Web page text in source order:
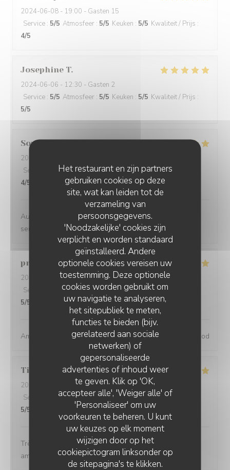
Het restaurant en zijn partners
gebruiken cookies op deze
site, wat kan leiden tot de
verzameling van
persoonsgegevens.
'Noodzakelijke' cookies zijn
verplicht en worden standaard
geïnstalleerd. Andere
optionele cookies vereisen uw
toestemming. Deze optionele
cookies worden gebruikt om
uw navigatie te analyseren,
het sitepubliek te meten,
functies te bieden (bijv.
gerelateerd aan sociale
netwerken) of
gepersonaliseerde
advertenties of inhoud weer
te geven. Klik op 'OK,
accepteer alle', 'Weiger alle' of
'Personaliseer' om uw
voorkeuren te beheren. U kunt
uw keuzes op elk moment
wijzigen door op het
cookiepictogram linksonder op
de sitepagina's te klikken.
2024-06-08 - 19:00 - Gasten 15
Service : 5/5 Atmosfeer : 5/5 Keuken : 5/5 Kwaliteit / Prijs :
4/5
Josephine T
2024-06-06 - 12:30 - Gasten 2
Service : 5/5 Atmosfeer : 5/5 Keuken : 5/5 Kwaliteit / Prijs :
5/5
Sophie S
2024-06-04
Service
/5 Atmosfeer:5/5 Keuken:4 /5 Kwaliteit / Prijs
4/5
Au top !! Belle carte des vins , nourriture très bonne,
service sympa :)
pranat
2024-06-06
- 20:00 - Gasten 3
Service
Atmosfeer: 5/5 Keuken: 5/5 Kwaliteit / Prijs
5/5
Amazing place, excellent service and great wine and food
Tiphaine B
2024-05-31
- 20:30 - Gasten 2
Service
/5 Atmosfeer 5/5 Keuken: 5/5 Kwaliteit / Prijs
5/5
Très bonnes bouteilles, produits de super qualité,
ambiance cosy et animée